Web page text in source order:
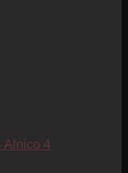
Alnico 4